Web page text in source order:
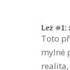
Lež #1:
Toto
mylné
realita,